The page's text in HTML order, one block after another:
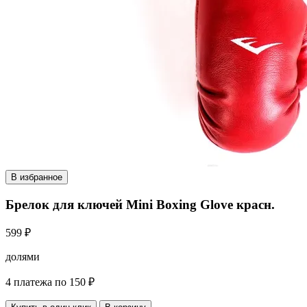
В избранное
Брелок для ключей Mini Boxing Glove красн.
599 ₽
долями
4 платежа по 150 ₽